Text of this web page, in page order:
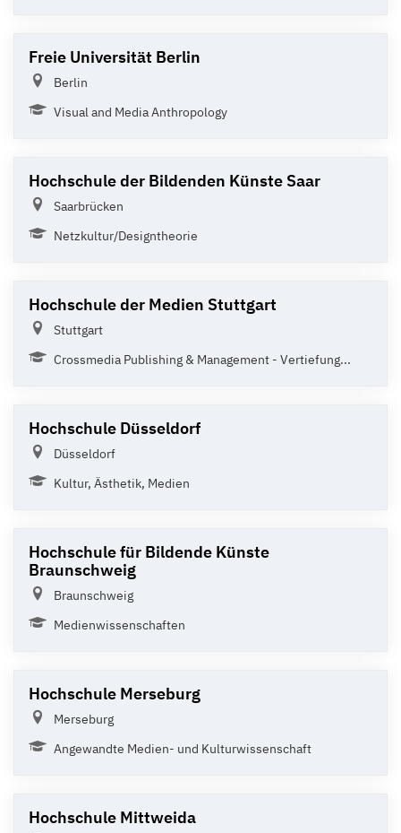
Freie Universität Berlin
Berlin
Visual and Media Anthropology
Hochschule der Bildenden Künste Saar
Saarbrücken
Netzkultur/Designtheorie
Hochschule der Medien Stuttgart
Stuttgart
Crossmedia Publishing & Management - Vertiefung...
Hochschule Düsseldorf
Düsseldorf
Kultur, Ästhetik, Medien
Hochschule für Bildende Künste
Braunschweig
Braunschweig
Medienwissenschaften
Hochschule Merseburg
Merseburg
Angewandte Medien- und Kulturwissenschaft
Hochschule Mittweida